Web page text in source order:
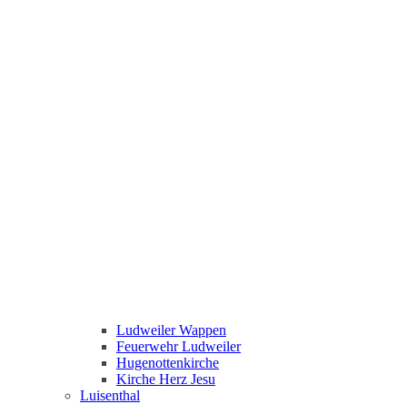
Ludweiler Wappen
Feuerwehr Ludweiler
Hugenottenkirche
Kirche Herz Jesu
Luisenthal